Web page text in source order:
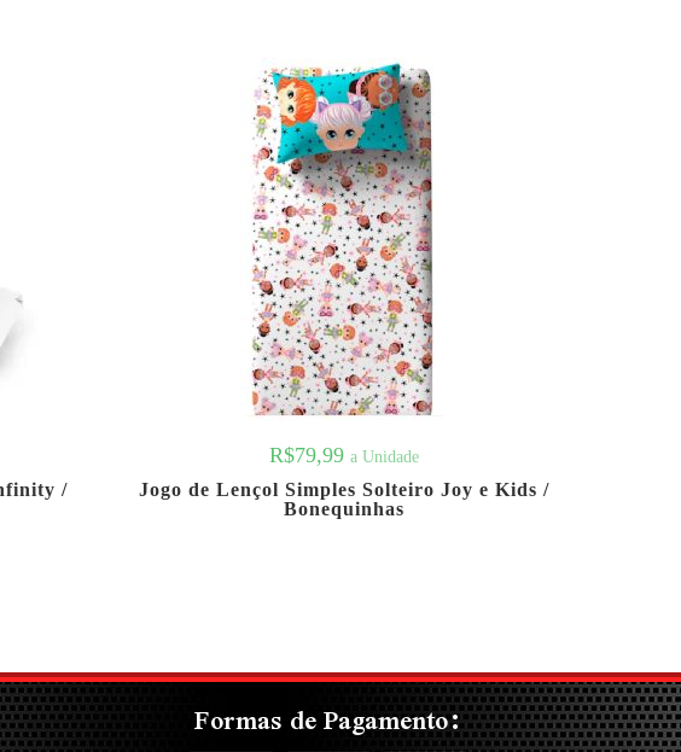
/
R$79,99 a Unidade
Jogo de Lençol Simples Solteiro Joy e Kids /
Bonequinhas
Formas de Pagamento: